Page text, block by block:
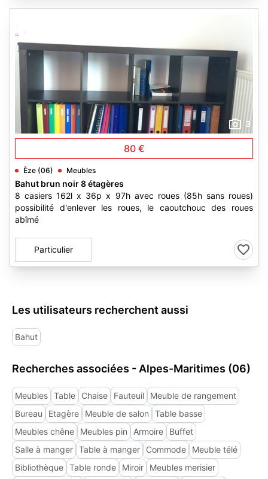
3
80 €
Èze (06) Meubles
Bahut brun noir 8 étagères
8 casiers 162l x 36p x 97h avec roues (85h sans roues)
possibilité d'enlever les roues, le caoutchouc des roues
abîmé
Particulier
Les utilisateurs recherchent aussi
Bahut
Recherches associées - Alpes-Maritimes (06)
Meubles Table Chaise Fauteuil
Meuble de rangement
Bureau
Etagère Meuble de salon
Table basse
Meubles chêne
Meubles pin Armoire
Buffet
Salle à manger Table à manger Commode
Meuble télé
Bibliothèque Table ronde Miroir Meubles merisier